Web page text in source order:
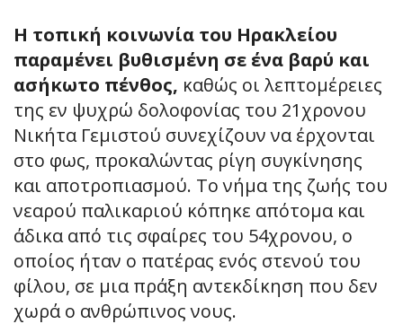
Η τοπική κοινωνία του Ηρακλείου
παραμένει βυθισμένη σε ένα βαρύ και
ασήκωτο πένθος, καθώς οι λεπτομέρειες
της εν ψυχρώ δολοφονίας του 21χρονου
Νικήτα Γεμιστού συνεχίζουν να έρχονται
στο φως, προκαλώντας ρίγη συγκίνησης
και αποτροπιασμού. Το νήμα της ζωής του
νεαρού παλικαριού κόπηκε απότομα και
άδικα από τις σφαίρες του 54χρονου, ο
οποίος ήταν ο πατέρας ενός στενού του
φίλου, σε μια πράξη αντεκδίκηση που δεν
χωρά ο ανθρώπινος νους.